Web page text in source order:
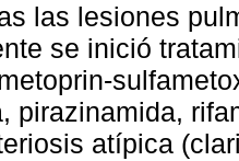
las lesiones
se inició
pirazinamida,
atípica